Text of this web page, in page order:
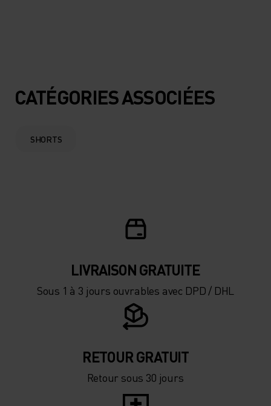
CATÉGORIES ASSOCIÉES
SHORTS
LIVRAISON GRATUITE
Sous 1 à 3 jours ouvrables avec DPD / DHL
RETOUR GRATUIT
Retour sous 30 jours